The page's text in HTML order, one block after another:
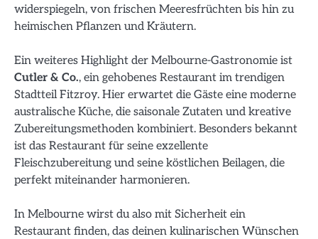
widerspiegeln, von frischen Meeresfrüchten bis hin zu
heimischen Pflanzen und Kräutern.
Ein weiteres Highlight der Melbourne-Gastronomie ist
Cutler & Co., ein gehobenes Restaurant im trendigen
Stadtteil Fitzroy. Hier erwartet die Gäste eine moderne
australische Küche, die saisonale Zutaten und kreative
Zubereitungsmethoden kombiniert. Besonders bekannt
ist das Restaurant für seine exzellente
Fleischzubereitung und seine köstlichen Beilagen, die
perfekt miteinander harmonieren.
In Melbourne wirst du also mit Sicherheit ein
Restaurant finden, das deinen kulinarischen Wünschen